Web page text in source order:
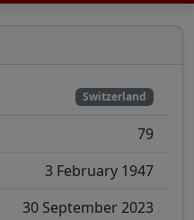
Switzerland
79
3 February 1947
30 September 2023